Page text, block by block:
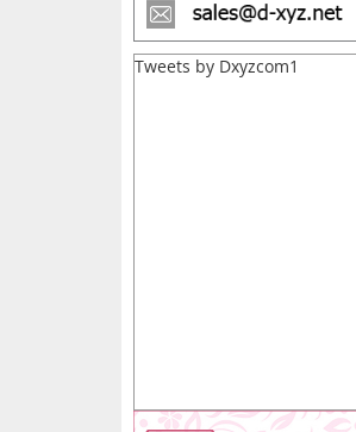
Tweets by Dxyzcom1